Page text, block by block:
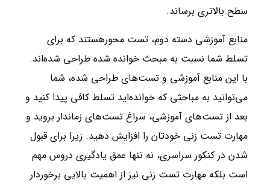
سطح بالاتری برساند.
منابع آموزشی دسته دوم، تست محورهستند که برای
تسلط شما نسبت به مبحث خوانده شده طراحی شده‌اند.
با این منابع آموزشی و تست‌های طراحی شده، شما
می‌توانید به مباحثی که خوانده‌اید تسلط کافی پیدا کنید و
بعد از تست‌های آموزشی، سراغ تست‌های زماندار بروید و
مهارت تست زنی خودتان را افزایش دهید. زیرا برای قبول
شدن در کنکور سراسری، نه تنها عمق یادگیری دروس مهم
است بلکه مهارت تست زنی نیز از اهمیت بالایی برخوردار